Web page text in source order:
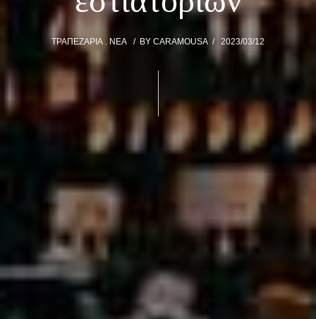
ΤΡΑΠΕΖΑΡΊΑ ΝΈΑ BY CARAMOUSA 2023/03/12